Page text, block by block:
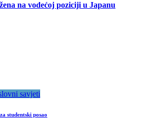
na vodećoj poziciji u Japanu
savjeti
studentski posao